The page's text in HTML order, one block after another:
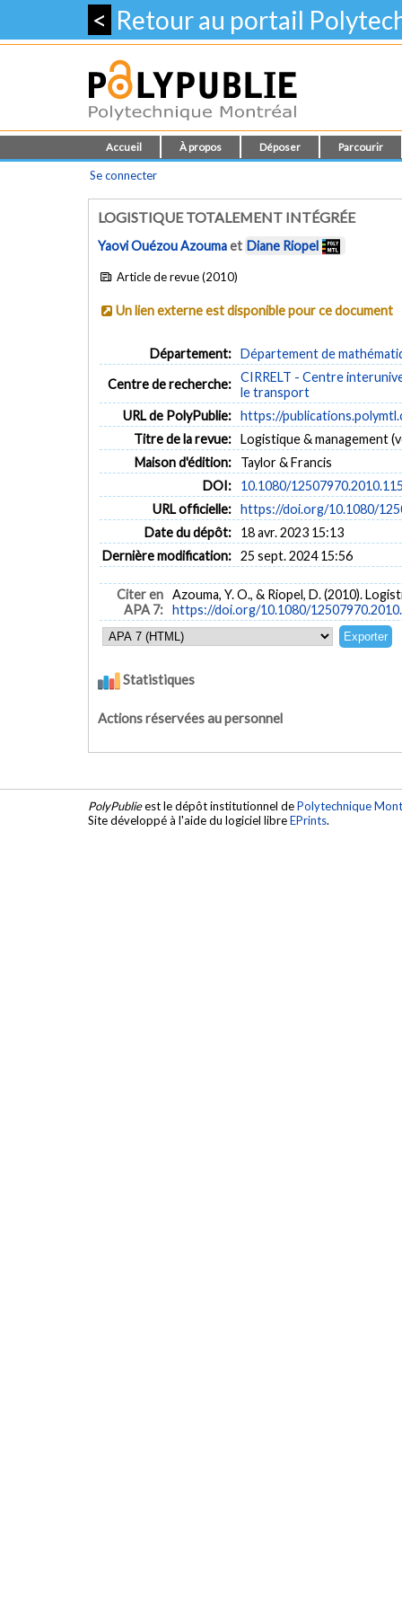
< Retour au portail
Accueil À propos Déposer Parcourir
Se connecter
LOGISTIQUE TOTALEMENT INTÉGRÉE
Yaovi Ouézou Azoumaet Diane Riopel
Article de revue (2010)
Un lien externe est disponible pour ce document
Département: Département de
Centre de recherche: CIRRELT - Centre
le transport
URL de PolyPublie: https://
Titre de la revue: Logistique & management
Maison d'édition:
Taylor & Francis
DOI:
10.1080/
URL officielle: https://doi.org/10.1080/
Date du dépôt:
18 avr. 2023 15:13
Dernière modification: 25 sept. 2024 15:56
Citer en
APA 7:
Azouma, Y. O., & Riopel, D. (2010).
https://doi.org/10.1080/
Statistiques
Actions réservées au personnel
PolyPublieest le dépôt institutionnel dePolytechnique
Site développé à l'aide du logiciel libreEPrints.